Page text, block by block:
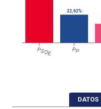
PSOE PP
22,62%
DATOS